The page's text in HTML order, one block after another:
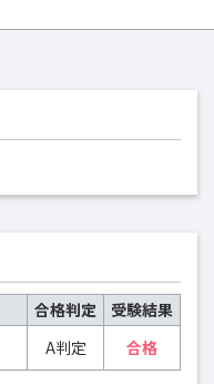
合格判定
受験結果
A判定 合格